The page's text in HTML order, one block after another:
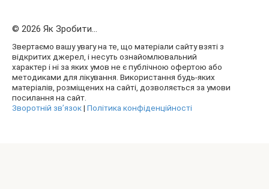
© 2026 Як Зробити...
Звертаємо вашу увагу на те, що матеріали сайту взяті з
відкритих джерел, і несуть ознайомлювальний
характер і ні за яких умов не є публічною офертою або
методиками для лікування. Використання будь-яких
матеріалів, розміщених на сайті, дозволяється за умови
посилання на сайт.
Зворотній зв’язок| Політика конфіденційності